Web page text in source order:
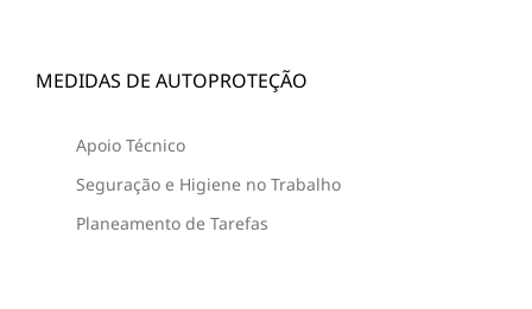
MEDIDAS DE AUTOPROTEÇÃO
Apoio Técnico
Seguração e Higiene no Trabalho
Planeamento de Tarefas